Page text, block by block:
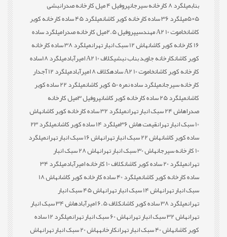
بنابمیلگرد 8 کارخانه سیرجان پروفیل 4 میل کارخانه صدرا
نبشی
5×5
میلگرد 36 ساده کارخانه کویر کاشان
میلگرد 45 ساده کارخانه کویر
کاشانخاموت 10 A2 مهندسی پروفیل 2.5میل کارخانه صدرا
میلگرد ساده
16 کارخانه کویر کاشان
هاش 12 سبک انبار تهران
میلگرد 38 ساده کارخانه
کویر کاشانکارخانه جاوید بناب نبشیکلاف 10 A2 امیرآباد
میلگرد 18ساده
کارخانه کویر کاشانخاموت 10 A2 ساده کلاف 8 امیرآباد
میلگرد 12 آجدار
کارخانه سیرجانمیلگرد ساده نمره 50 کویر کاشان
میلگرد 22 ساده کویر
کاشانمیلگرد 25 ساده کارخانه کویر کاشان
پروفیل 3میل کارخانه
صدراهاش 24 سبک انبار تهران میلگرد 32 ساده کارخانه کویر کاشان
هاش
10 سبک انبار تهران
قیمت هاش 36 میلگرد 14 ساده کویر کاشان
میلگرد 23
ساده کویر کاشانهاش 22 سبک انبار تهران هاش 16 سبک انبار تهران
میلگرد
10 کارخانه سیرجان
هاش 30 سبک انبار تهران
هاش 28 سبک انبار
تهرانمیلگرد 20 ساده کویر کاشان کلاف 10 کارخانه امیرآباد
میلگرد 34
ساده کارخانه کویر کاشانمیلگرد 40 ساده کارخانه کویر کاشان
هاش 18
سبک انبار تهرانهاش 14 سبک انبار تهران
هاش 45 سبک انبار
تهرانمیلگرد 38 ساده کویر کاشان کلاف 6.5 امیرآباد
هاش 34 سبک انبار
تهرانهاش 32 سبک انبار تهران هاش 60 سبک انبار تهران
میلگرد 12 ساده
کویر کاشانهاش 40 سبک انبار تهران کارخانههاش 20 سبک انبار تهران
هاش